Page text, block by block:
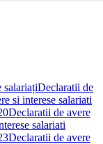
salariațiDeclaratii de
si interese salariati
Declaratii de avere
salariati
Declaratii de avere